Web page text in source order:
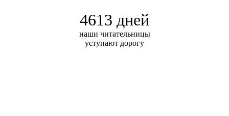
4613 дней
наши читательницы
уступают дорогу